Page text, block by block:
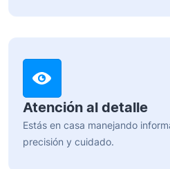
Atención al detalle
Estás en casa manejando
precisión y cuidado.